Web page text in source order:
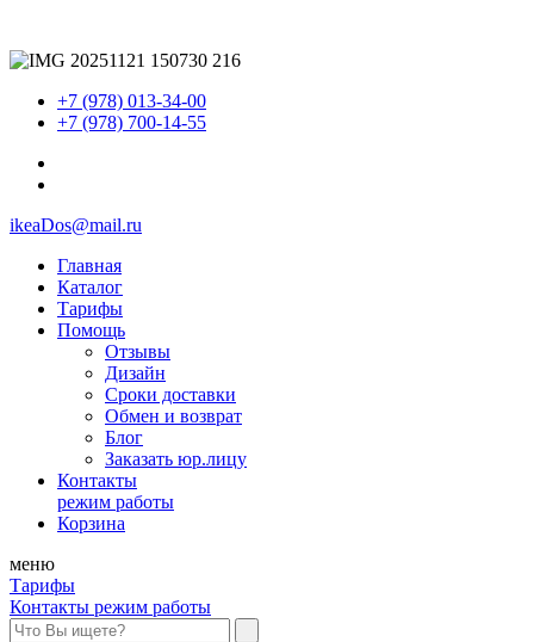
+7 (978) 013-34-00
+7 (978) 700-14-55
ikeaDos@mail.ru
Главная
Каталог
Тарифы
Помощь
Отзывы
Дизайн
Сроки доставки
Обмен и возврат
Блог
Заказать юр.лицу
Контакты
режим работы
Корзина
меню
Тарифы
Контакты режим работы